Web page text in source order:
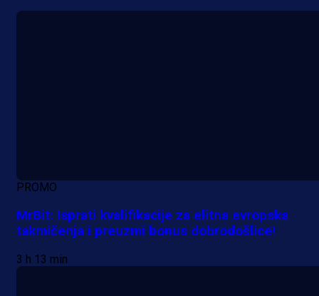
PROMO
MrBit: Isprati kvalifikacije za elitna evropska
takmičenja i preuzmi bonus dobrodošlice!
3 h 13 min